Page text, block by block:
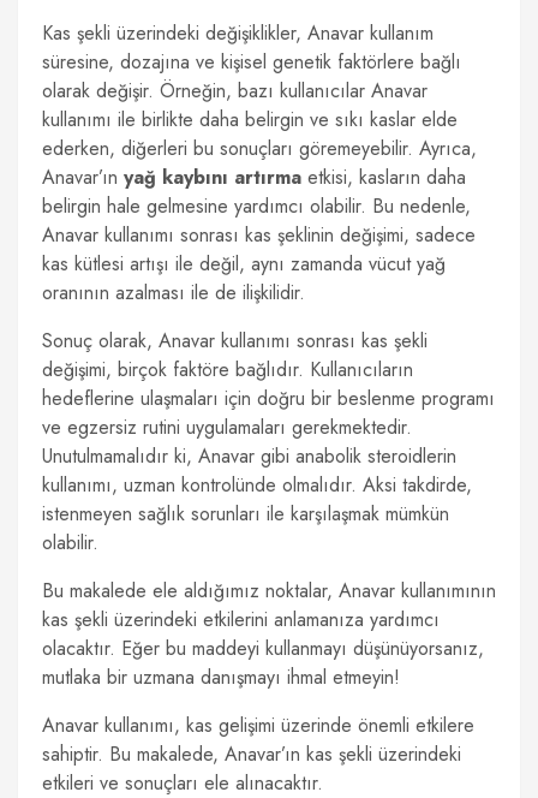
Kas şekli üzerindeki değişiklikler, Anavar kullanım
süresine, dozajına ve kişisel genetik faktörlere bağlı
olarak değişir. Örneğin, bazı kullanıcılar Anavar
kullanımı ile birlikte daha belirgin ve sıkı kaslar elde
ederken, diğerleri bu sonuçları göremeyebilir. Ayrıca,
Anavar’ın yağ kaybını artırma etkisi, kasların daha
belirgin hale gelmesine yardımcı olabilir. Bu nedenle,
Anavar kullanımı sonrası kas şeklinin değişimi, sadece
kas kütlesi artışı ile değil, aynı zamanda vücut yağ
oranının azalması ile de ilişkilidir.
Sonuç olarak, Anavar kullanımı sonrası kas şekli
değişimi, birçok faktöre bağlıdır. Kullanıcıların
hedeflerine ulaşmaları için doğru bir beslenme programı
ve egzersiz rutini uygulamaları gerekmektedir.
Unutulmamalıdır ki, Anavar gibi anabolik steroidlerin
kullanımı, uzman kontrolünde olmalıdır. Aksi takdirde,
istenmeyen sağlık sorunları ile karşılaşmak mümkün
olabilir.
Bu makalede ele aldığımız noktalar, Anavar kullanımının
kas şekli üzerindeki etkilerini anlamanıza yardımcı
olacaktır. Eğer bu maddeyi kullanmayı düşünüyorsanız,
mutlaka bir uzmana danışmayı ihmal etmeyin!
Anavar kullanımı, kas gelişimi üzerinde önemli etkilere
sahiptir. Bu makalede, Anavar’ın kas şekli üzerindeki
etkileri ve sonuçları ele alınacaktır.